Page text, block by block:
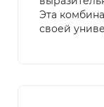
Эта
своей